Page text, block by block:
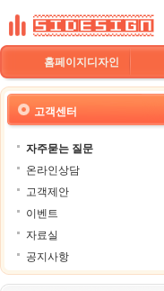
홈페이지디자인
고객센터
자주묻는 질문
온라인상담
고객제안
이벤트
자료실
공지사항